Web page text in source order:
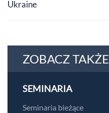
Ukraine
ZOBACZ TAKŻE
SEMINARIA
Seminaria bieżące